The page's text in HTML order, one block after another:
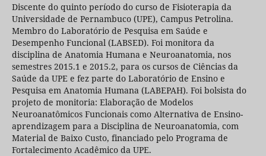
Discente do quinto período do curso de Fisioterapia da
Universidade de Pernambuco (UPE), Campus Petrolina.
Membro do Laboratório de Pesquisa em Saúde e
Desempenho Funcional (LABSED). Foi monitora da
disciplina de Anatomia Humana e Neuroanatomia, nos
semestres 2015.1 e 2015.2, para os cursos de Ciências da
Saúde da UPE e fez parte do Laboratório de Ensino e
Pesquisa em Anatomia Humana (LABEPAH). Foi bolsista do
projeto de monitoria: Elaboração de Modelos
Neuroanatômicos Funcionais como Alternativa de Ensino-
aprendizagem para a Disciplina de Neuroanatomia, com
Material de Baixo Custo, financiado pelo Programa de
Fortalecimento Acadêmico da UPE.